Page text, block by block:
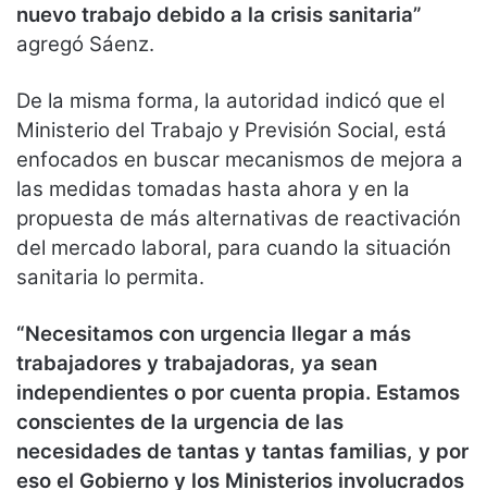
nuevo trabajo debido a la crisis sanitaria”
agregó Sáenz.
De la misma forma, la autoridad indicó que el
Ministerio del Trabajo y Previsión Social, está
enfocados en buscar mecanismos de mejora a
las medidas tomadas hasta ahora y en la
propuesta de más alternativas de reactivación
del mercado laboral, para cuando la situación
sanitaria lo permita.
“Necesitamos con urgencia llegar a más
trabajadores y trabajadoras, ya sean
independientes o por cuenta propia. Estamos
conscientes de la urgencia de las
necesidades de tantas y tantas familias, y por
eso el Gobierno y los Ministerios involucrados